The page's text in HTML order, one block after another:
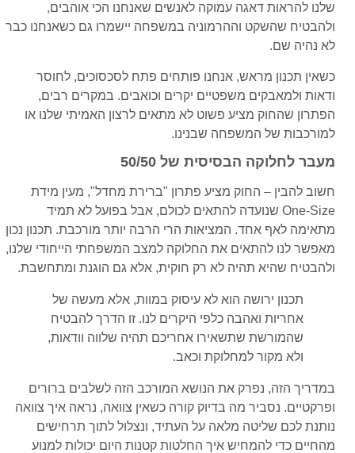
שלנו להראות דאגה עמוקה לאנשים שאנחנו הכי אוהבים,
ולהבטיח שהשקט וההרמוניה במשפחה יישמרו גם כשאנחנו כבר
לא נהיה שם.
כשאין תכנון מראש, אנחנו פותחים פתח לסכסוכים, לחוסר
ודאות ולמאבקים משפטיים יקרים וכואבים. במקרים רבים,
הפתרון שהחוק מציע פשוט לא מתאים לרצון האמיתי שלנו או
למורכבות של המשפחה שבנינו.
מעבר לחלוקה הבסיסית של 50/50
חשוב להבין – החוק מציע פתרון "ברירת מחדל", מעין מידת
One-Size שנועדה להתאים לכולם, אבל בפועל לא תמיד
מתאימה לאף אחד. המציאות הרי הרבה יותר מורכבת. תכנון נכון
מאפשר לנו להתאים את החלוקה למצב המשפחתי הייחודי שלנו,
ולהבטיח שהיא תהיה לא רק חוקית, אלא גם הוגנת ומתחשבת.
תכנון ירושה הוא לא עיסוק במוות, אלא מעשה של
אחריות ואהבה כלפי היקרים לנו. זו הדרך להבטיח
שהמורשת שתשאירו אחריכם תהיה שלווה וודאות,
ולא מקור למחלוקת וכאב.
במדריך הזה, נפרק את הנושא המורכב הזה לשלבים ברורים
ופרקטיים. נסביר מה בדיוק קורה כשאין צוואה, נראה איך צוואה
נותנת לכם שליטה מלאה על העתיד, ונצלול לתוך תרחישים
מהחיים כדי להמחיש איך החלטות קטנות היום יכולות למנוע